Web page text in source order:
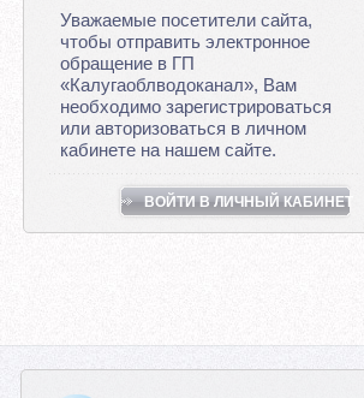
Уважаемые посетители сайта,
чтобы отправить электронное
обращение в ГП
«Калугаоблводоканал», Вам
необходимо зарегистрироваться
или авторизоваться в личном
кабинете на нашем сайте.
ВОЙТИ В ЛИЧНЫЙ КАБИНЕТ